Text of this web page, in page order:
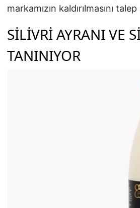
markamızın kaldırılmasını
SILIVRI AYRANI VE
TANINIYOR